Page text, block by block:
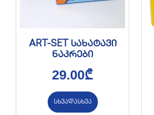
ART-SET სახატავი
ნაკრები
29.00₾
სხვადასხვა